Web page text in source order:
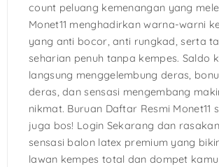
count peluang kemenangan yang
Monet11 menghadirkan warna-warni
yang anti bocor, anti rungkad, serta
seharian penuh tanpa kempes. Saldo
langsung menggelembung deras,
deras, dan sensasi mengembang
nikmat. Buruan Daftar Resmi Monet11
juga bos! Login Sekarang dan
sensasi balon latex premium yang
lawan kempes total dan dompet